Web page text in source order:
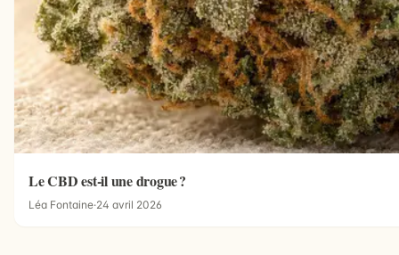
Le CBD est-il une drogue ?
Léa Fontaine·24 avril 2026